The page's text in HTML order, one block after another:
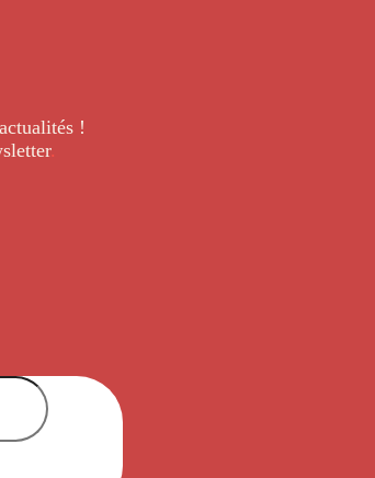
actualités !
.